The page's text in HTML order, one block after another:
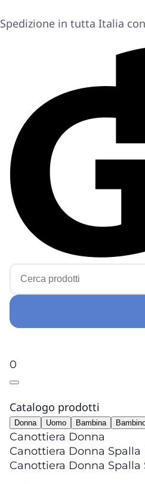
Spedizione in tutta Italia
0
Catalogo prodotti
Donna Uomo Bambina
Canottiera Donna
Canottiera Donna Spalla
Canottiera Donna Spalla